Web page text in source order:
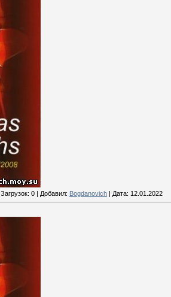
Загрузок: 0 | Добавил: Bogdanovich | Дата: 12.01.2022